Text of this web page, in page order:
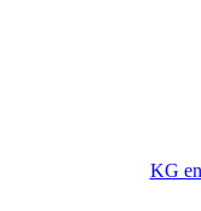
KG